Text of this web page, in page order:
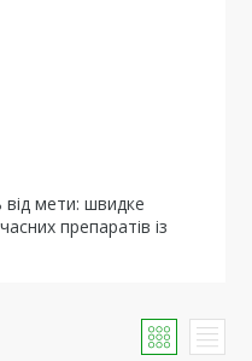
мети: швидке
препаратів із